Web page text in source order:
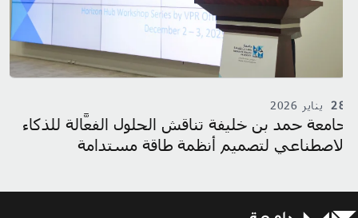
جامعة حمد بن خليفة تناقش الحلول الفعَّالة للذكاء
الاصطناعي لتصميم أنظمة طاقة مستدامة
28 يناير 2026